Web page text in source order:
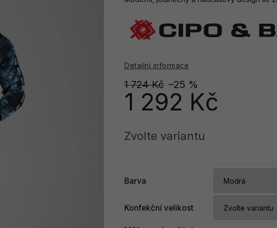
1 724 Kč –25 %
1 292 Kč
cena:
Zvolte variantu
Barva
Konfekční velikost
Detailní informace